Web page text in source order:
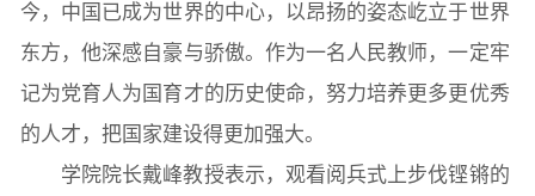
今，中国已成为世界的中心，以昂扬的姿态屹立于世界
东方，他深感自豪与骄傲。作为一名人民教师，一定牢
记为党育人为国育才的历史使命，努力培养更多更优秀
的人才，把国家建设得更加强大。
学院院长戴峰教授表示，观看阅兵式上步伐铿锵的